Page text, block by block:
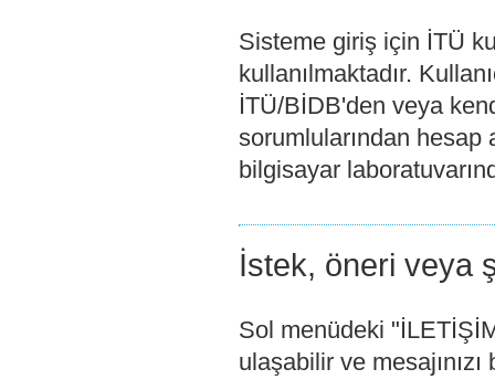
Sisteme giriş için İTÜ
kullanılmaktadır.
İTÜ/BİDB'den veya
sorumlularından hesap
bilgisayar
İstek, öneri veya
Sol menüdeki
ulaşabilir ve